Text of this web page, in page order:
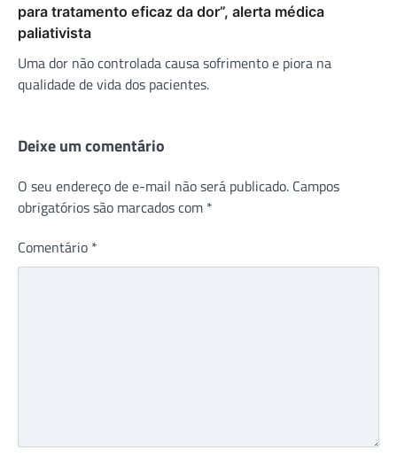
para tratamento eficaz da dor”, alerta médica
paliativista
Uma dor não controlada causa sofrimento e piora na
qualidade de vida dos pacientes.
Deixe um comentário
O seu endereço de e-mail não será publicado. Campos
obrigatórios são marcados com *
Comentário *